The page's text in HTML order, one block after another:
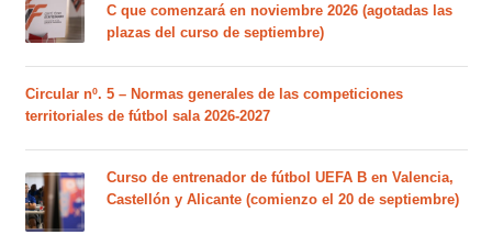
C que comenzará en noviembre 2026 (agotadas las
plazas del curso de septiembre)
Circular nº. 5 – Normas generales de las competiciones
territoriales de fútbol sala 2026-2027
Curso de entrenador de fútbol UEFA B en Valencia,
Castellón y Alicante (comienzo el 20 de septiembre)